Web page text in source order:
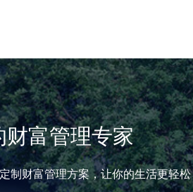
富管理专家
制财富管理方案，让你的生活更轻